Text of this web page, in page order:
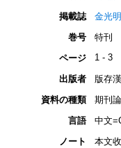
掲載誌
金光
巻号
特刊
ページ
1 - 3
出版者
版存
資料の種類
期刊
言語
中文
ノート
本文